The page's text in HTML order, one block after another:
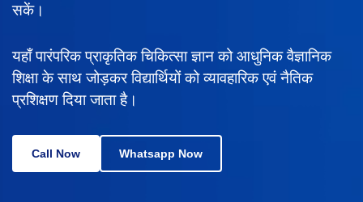
सकें।
यहाँ पारंपरिक प्राकृतिक चिकित्सा ज्ञान को आधुनिक वैज्ञानिक
शिक्षा के साथ जोड़कर विद्यार्थियों को व्यावहारिक एवं नैतिक
प्रशिक्षण दिया जाता है।
Call Now Whatsapp Now